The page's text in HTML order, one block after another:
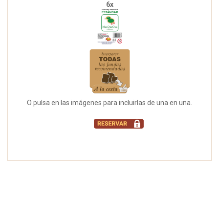
6x
O pulsa en las imágenes para incluirlas de una en una.